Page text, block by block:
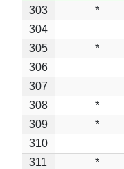
303
*
304
305
*
306
307
308
*
309
*
310
311
*